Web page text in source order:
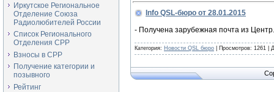
Иркутское Региональное
Отделение Союза
Радиолюбителей России
Список Регионального
Отделения СРР
Взносы в СРР
Получение категории и
позывного
Рейтинг
Info QSL-бюро от 28.01.2015
- Получена зарубежная почта из
Категория: Новости QSL бюро Просмотров: 1261